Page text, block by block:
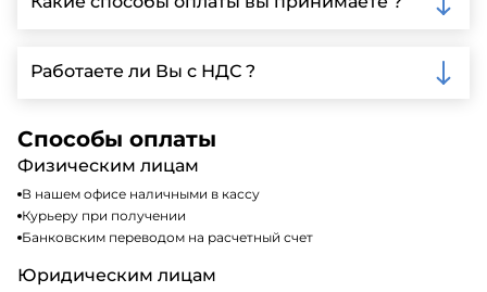
автопарк, для обеспечения быстрой и надежной
включая наличные, банковские переводы,
кредитные карты. Подробную информацию о
Работаете ли Вы с НДС ?
налогообложения, т.е с НДС 20%
Способы оплаты
Физическим лицам
В нашем офисе наличными в кассу
Курьеру при получении
Банковским переводом на расчетный счет
Юридическим лицам